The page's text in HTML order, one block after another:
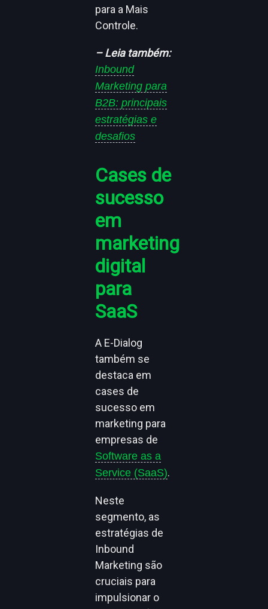
para a Mais
Controle.
– Leia também:
Inbound
Marketing para
B2B: principais
estratégias e
desafios
Cases de
sucesso
em
marketing
digital
para
SaaS
A E-Dialog
também se
destaca em
cases de
sucesso em
marketing para
empresas de
Software as a
Service (SaaS).
Neste
segmento, as
estratégias de
Inbound
Marketing são
cruciais para
impulsionar o